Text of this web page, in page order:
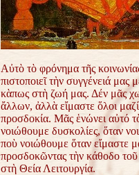
Αὐτὸ τὸ φρόνημα τῆς
πιστοποιεῖ τὴν συγγένειά
κὰπως στὴ ζωή μας. Δέν μᾶς
ἄλλων, ἀλλὰ εἴμαστε ὅλοι
προσδοκία. Μᾶς ἑνώνει αὐτό
νοιώθουμε δυσκολίες, ὅταν
ποὺ νοιώθουμε ὅταν εἴμαστε
προσδοκῶντας τὴν κάθοδο τοῦ
στὴ Θεία Λειτουργία.